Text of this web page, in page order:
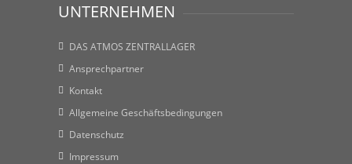
UNTERNEHMEN
DAS ATMOS ZENTRALLAGER
Ansprechpartner
Kontakt
Allgemeine Geschäftsbedingungen
Datenschutz
Impressum